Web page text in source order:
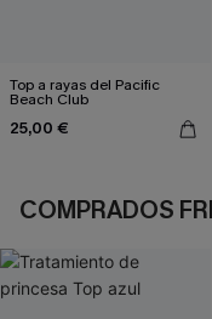
Top a rayas del Pacific
Beach Club
25,00 €
COMPRADOS